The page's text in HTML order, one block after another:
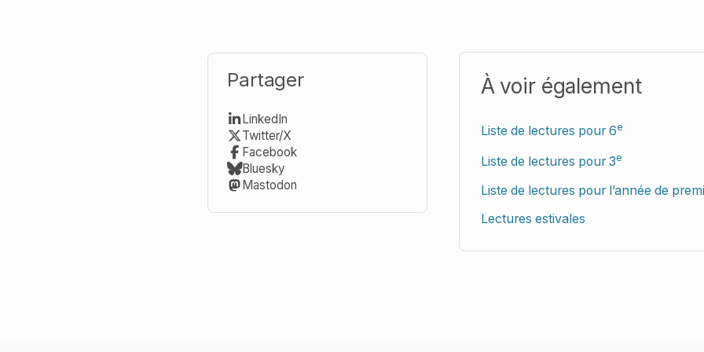
Partager
LinkedIn
Twitter/X
Facebook
Bluesky
Mastodon
À voir également
Liste de lectures pour 6e
Liste de lectures pour 3e
Liste de lectures pour l’année de
Lectures estivales